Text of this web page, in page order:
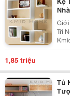
Giới
Trí Nội Thất 1.
1,85 triệu
Tủ